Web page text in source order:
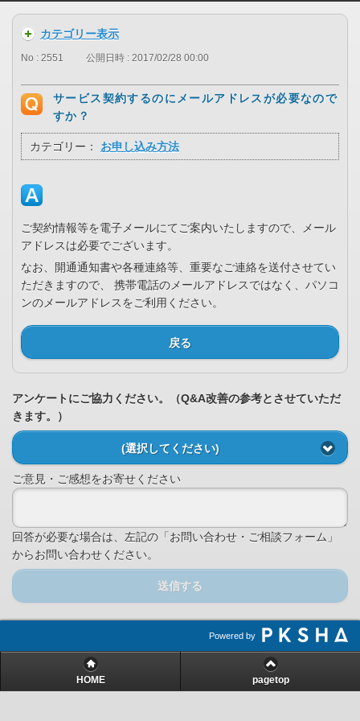
カテゴリー表示
No : 2551 公開日時 : 2017/02/28 00:00
サービス契約するのにメールアドレスが必要なので
すか？
カテゴリー： お申し込み方法
ご契約情報等を電子メールにてご案内いたしますので、メール
アドレスは必要でございます。
なお、開通通知書や各種連絡等、重要なご連絡を送付させてい
ただきますので、 携帯電話のメールアドレスではなく、パソコ
ンのメールアドレスをご利用ください。
戻る
アンケートにご協力ください。（Q&A改善の参考とさせていただ
きます。）
(選択してください)
ご意見・ご感想をお寄せください
回答が必要な場合は、左記の「お問い合わせ・ご相談フォーム」
からお問い合わせください。
送信する
Powered by
HOME pagetop